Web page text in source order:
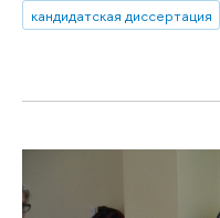
кандидатская диссертация